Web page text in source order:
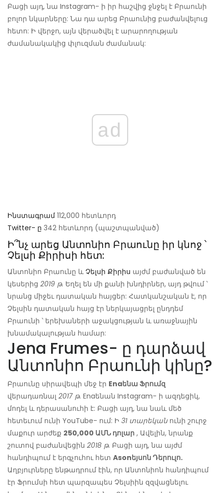
Բացի այդ, նա Instagram- ի իր հաշվից ջնջել է Բրաունի
բոլոր նկարները: Նա դա արեց Բրաունից բաժանվելուց
հետո: Ի վերջո, այն վերածվել է արարողության
ժամանակակից փլուզման ժամանակ:
ad
Ինստագրամ 112,000 հետևորդ
Twitter- ը 342 հետևորդ (պաշտպանված)
Ի՞նչ արեց Անտոնիո Բրաունը իր կնոջ ՝
Չելսի Քիրիսի հետ:
Անտոնիո Բրաունը ևՉելսի Քիրիս այժմ բաժանված են
կեսերից 2019 թ. Եղել են մի քանի խնդիրներ, այդ թվում ՝
նրանց միջեւ դատական ​​հայցեր: Հատկանշական է, որ
Չելսին դատական ​​հայց էր ներկայացրել ընդդեմ
Բրաունի ՝ երեխաների աջակցության և առաջնային
խնամակալության համար:
Jena Frumes- ը դարձավ
Անտոնիո Բրաունի կինը?
Բրաունը սիրավեպի մեջ էր Enaենա Ֆրումզ
վերադառնալ 2017 թ. Enaենան Instagram- ի ազդեցիկ,
մոդել և դերասանուհի է: Բացի այդ, նա նաև մեծ
հետեւում ունի YouTube- ում: Ի 31 տարեկանունի շուրջ
մաքուր արժեք 250,000 ԱՄՆ դոլար , Ավելին, նրանք
շուտով բաժանվեցին 2018 թ. Բացի այդ, նա այժմ
հանդիպում է երգչուհու հետ Asonեյսոն Դերուլո.
Աղբյուրները ենթադրում էին, որ Անտոնիոն հանդիպում
էր Ֆրումսի հետ պարզապես Չելսիին զզվացնելու